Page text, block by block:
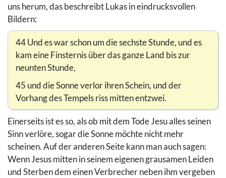
uns herum, das beschreibt Lukas in eindrucksvollen
Bildern:
44 Und es war schon um die sechste Stunde, und es
kam eine Finsternis über das ganze Land bis zur
neunten Stunde,
45 und die Sonne verlor ihren Schein, und der
Vorhang des Tempels riss mitten entzwei.
Einerseits ist es so, als ob mit dem Tode Jesu alles seinen
Sinn verlöre, sogar die Sonne möchte nicht mehr
scheinen. Auf der anderen Seite kann man auch sagen:
Wenn Jesus mitten in seinem eigenen grausamen Leiden
und Sterben dem einen Verbrecher neben ihm vergeben